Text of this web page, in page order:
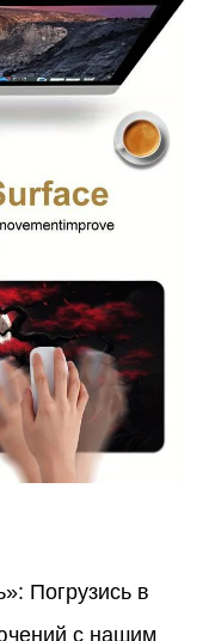
Погрузись в
с нашим